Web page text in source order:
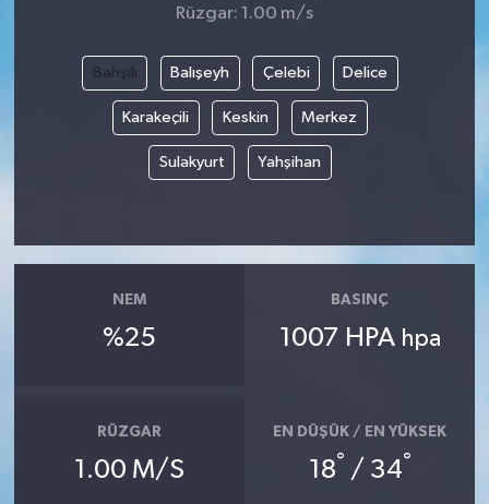
Rüzgar: 1.00 m/s
Bahşılı Balışeyh Çelebi Delice
Karakeçili Keskin Merkez
Sulakyurt Yahşihan
NEM
%25
BASINÇ
1007 HPA hpa
RÜZGAR
1.00 M/S
EN DÜŞÜK / EN YÜKSEK
18° / 34°
Bilim, Teknoloji